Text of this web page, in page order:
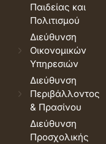
Παιδείας και
Πολιτισμού
Διεύθυνση
Οικονομικών
Υπηρεσιών
Διεύθυνση
Περιβάλλοντος
& Πρασίνου
Διεύθυνση
Προσχολικής